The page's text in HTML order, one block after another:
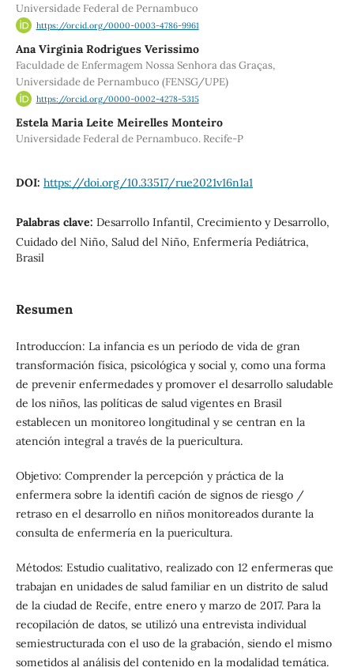
Universidade Federal de Pernambuco
https://orcid.org/0000-0003-4786-9961
Ana Virginia Rodrigues Verissimo
Faculdade de Enfermagem Nossa Senhora das Graças,
Universidade de Pernambuco (FENSG/UPE)
https://orcid.org/0000-0002-4278-5315
Estela Maria Leite Meirelles Monteiro
Universidade Federal de Pernambuco. Recife-P
DOI: https://doi.org/10.33517/rue2021v16n1a1
Palabras clave: Desarrollo Infantil, Crecimiento y Desarrollo,
Cuidado del Niño, Salud del Niño, Enfermería Pediátrica,
Brasil
Resumen
Introduccíon: La infancia es un período de vida de gran
transformación física, psicológica y social y, como una forma
de prevenir enfermedades y promover el desarrollo saludable
de los niños, las políticas de salud vigentes en Brasil
establecen un monitoreo longitudinal y se centran en la
atención integral a través de la puericultura.
Objetivo: Comprender la percepción y práctica de la
enfermera sobre la identifi cación de signos de riesgo /
retraso en el desarrollo en niños monitoreados durante la
consulta de enfermería en la puericultura.
Métodos: Estudio cualitativo, realizado con 12 enfermeras que
trabajan en unidades de salud familiar en un distrito de salud
de la ciudad de Recife, entre enero y marzo de 2017. Para la
recopilación de datos, se utilizó una entrevista individual
semiestructurada con el uso de la grabación, siendo el mismo
sometidos al análisis del contenido en la modalidad temática.